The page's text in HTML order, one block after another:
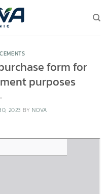
form for
purposes
2023 BY NOVA